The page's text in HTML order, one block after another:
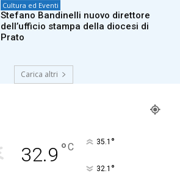
Cultura ed Eventi
Stefano Bandinelli nuovo direttore
dell’ufficio stampa della diocesi di
Prato
Carica altri
32.9 °C 35.1 °
32.1 °